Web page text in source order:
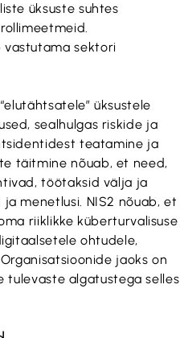
üksuste suhtes
sektori
üksustele
sealhulgas riskide ja
teatamine ja
täitmine nõuab, et need,
töötaksid välja ja
menetlusi. NIS2 nõuab, et
riiklikke küberturvalisuse
ohtudele,
jaoks on
tulevaste algatustega selles